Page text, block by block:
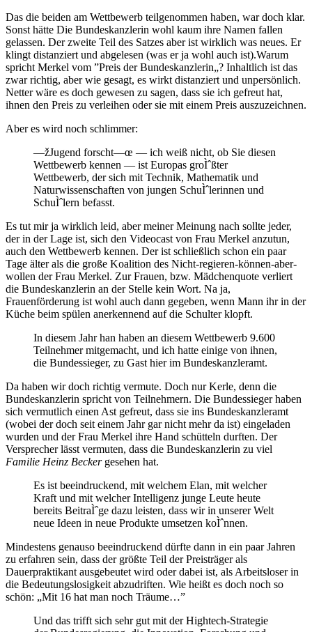
Das die beiden am Wettbewerb teilgenommen haben, war doch klar.
Sonst hätte Die Bundeskanzlerin wohl kaum ihre Namen fallen
gelassen. Der zweite Teil des Satzes aber ist wirklich was neues. Er
klingt distanziert und abgelesen (was er ja wohl auch ist).Warum
spricht Merkel vom ”Preis der Bundeskanzlerin„? Inhaltlich ist das
zwar richtig, aber wie gesagt, es wirkt distanziert und unpersönlich.
Netter wäre es doch gewesen zu sagen, dass sie ich gefreut hat,
ihnen den Preis zu verleihen oder sie mit einem Preis auszuzeichnen.
Aber es wird noch schlimmer:
—žJugend forscht—œ — ich weiß nicht, ob Sie diesen
Wettbewerb kennen — ist Europas groÌˆßter
Wettbewerb, der sich mit Technik, Mathematik und
Naturwissenschaften von jungen SchuÌˆlerinnen und
SchuÌˆlern befasst.
Es tut mir ja wirklich leid, aber meiner Meinung nach sollte jeder,
der in der Lage ist, sich den Videocast von Frau Merkel anzutun,
auch den Wettbewerb kennen. Der ist schließlich schon ein paar
Tage älter als die große Koalition des Nicht-regieren-können-aber-
wollen der Frau Merkel. Zur Frauen, bzw. Mädchenquote verliert
die Bundeskanzlerin an der Stelle kein Wort. Na ja,
Frauenförderung ist wohl auch dann gegeben, wenn Mann ihr in der
Küche beim spülen anerkennend auf die Schulter klopft.
In diesem Jahr han haben an diesem Wettbewerb 9.600
Teilnehmer mitgemacht, und ich hatte einige von ihnen,
die Bundessieger, zu Gast hier im Bundeskanzleramt.
Da haben wir doch richtig vermute. Doch nur Kerle, denn die
Bundeskanzlerin spricht von Teilnehmern. Die Bundessieger haben
sich vermutlich einen Ast gefreut, dass sie ins Bundeskanzleramt
(wobei der doch seit einem Jahr gar nicht mehr da ist) eingeladen
wurden und der Frau Merkel ihre Hand schütteln durften. Der
Versprecher lässt vermuten, dass die Bundeskanzlerin zu viel
Familie Heinz Beckergesehen hat.
Es ist beeindruckend, mit welchem Elan, mit welcher
Kraft und mit welcher Intelligenz junge Leute heute
bereits BeitraÌˆge dazu leisten, dass wir in unserer Welt
neue Ideen in neue Produkte umsetzen koÌˆnnen.
Mindestens genauso beeindruckend dürfte dann in ein paar Jahren
zu erfahren sein, dass der größte Teil der Preisträger als
Dauerpraktikant ausgebeutet wird oder dabei ist, als Arbeitsloser in
die Bedeutungslosigkeit abzudriften. Wie heißt es doch noch so
schön: „Mit 16 hat man noch Träume…”
Und das trifft sich sehr gut mit der Hightech-Strategie